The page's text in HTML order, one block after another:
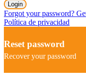
Login
Forgot your password?
Política de privacidad
Reset password
Recover your password